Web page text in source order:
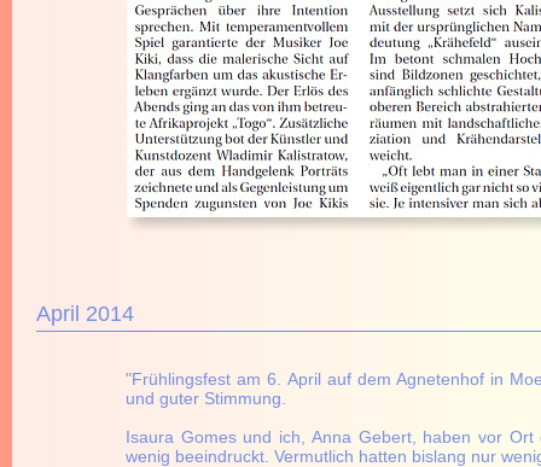
April 2014
"Frühlingsfest am 6. April auf dem Agnetenhof in
und guter Stimmung.
Isaura Gomes und ich, Anna Gebert, haben vor
wenig beeindruckt. Vermutlich hatten bislang nur